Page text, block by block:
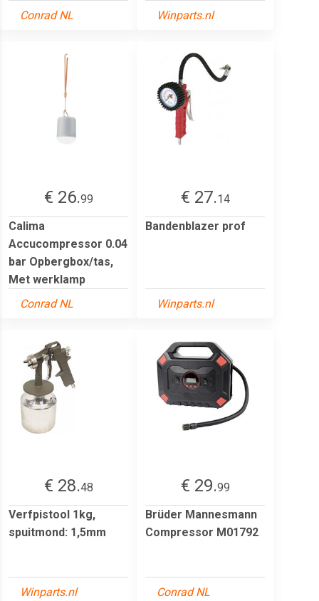
Conrad NL Winparts.nl
€ 26.99
Calima
Accucompressor 0.04
bar Opbergbox/tas,
Met werklamp
Conrad NL
€ 27.14
Bandenblazer prof
Winparts.nl
€ 28.48
Verfpistool 1kg,
spuitmond: 1,5mm
Winparts.nl
€ 29.99
Brüder Mannesmann
Compressor M01792
Conrad NL